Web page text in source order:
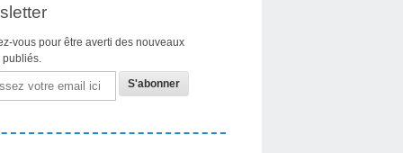
vous pour être averti des nouveaux
publiés.